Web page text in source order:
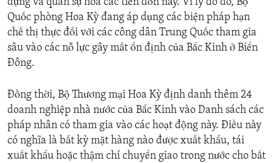
dựng và quân sự hóa các tiền đồn này. Vì lý do đó, Bộ
Quốc phòng Hoa Kỳ đang áp dụng các biện pháp hạn
chế thị thực đối với các công dân Trung Quốc tham gia
sâu vào các nỗ lực gây mất ổn định của Bắc Kinh ở Biển
Đông.
Đồng thời, Bộ Thương mại Hoa Kỳ định danh thêm 24
doanh nghiệp nhà nước của Bắc Kinh vào Danh sách các
pháp nhân có tham gia vào các hoạt động này. Điều này
có nghĩa là bất kỳ mặt hàng nào được xuất khẩu, tái
xuất khẩu hoặc thậm chí chuyển giao trong nước cho bất